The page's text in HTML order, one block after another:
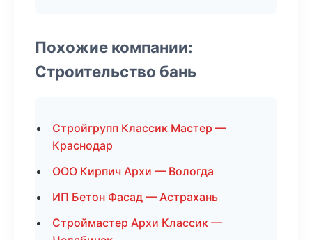
Похожие компании:
Строительство бань
Стройгрупп Классик Мастер —
Краснодар
ООО Кирпич Архи — Вологда
ИП Бетон Фасад — Астрахань
Строймастер Архи Классик —